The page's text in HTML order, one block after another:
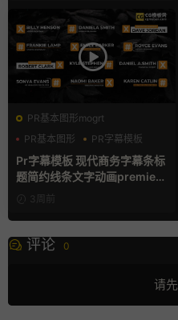
PR基本图形mogrt
PR基本图形
PR字幕模板
商务模板
Pr字幕模板 现代商务字幕条标
题简约线条文字动画premiere
模板3周前
评论 0
请先